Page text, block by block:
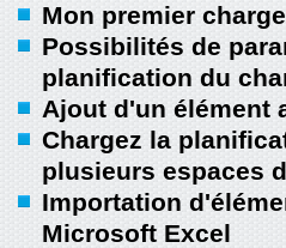
Mon premier
Possibilités de
planification du
Ajout d'un élément
Chargez la
plusieurs espaces
Importation
Microsoft Excel